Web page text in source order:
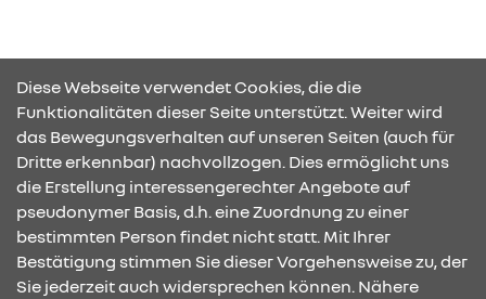
Abb. zeigt Sonderausstattung.
KONTAKT & ANFAHRT
ÖFFNUNGSZEITEN
Diese Webseite verwendet Cookies, die die
Funktionalitäten dieser Seite unterstützt. Weiter wird
das Bewegungsverhalten auf unseren Seiten (auch für
Dritte erkennbar) nachvollzogen. Dies ermöglicht uns
die Erstellung interessengerechter Angebote auf
pseudonymer Basis, d.h. eine Zuordnung zu einer
bestimmten Person findet nicht statt. Mit Ihrer
Bestätigung stimmen Sie dieser Vorgehensweise zu, der
Sie jederzeit auch widersprechen können. Nähere